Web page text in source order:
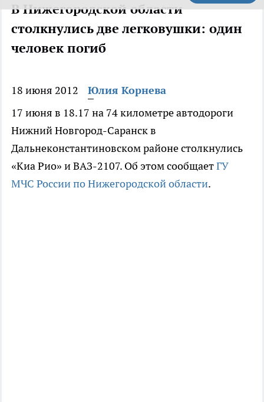
В Нижегородской области
столкнулись две легковушки: один
человек погиб
18 июня 2012
Юлия Корнева
17 июня в 18.17 на 74 километре автодороги
Нижний Новгород-Саранск в
Дальнеконстантиновском районе столкнулись
«Киа Рио» и ВАЗ-2107. Об этом сообщаетГУ
МЧС России по Нижегородской области.